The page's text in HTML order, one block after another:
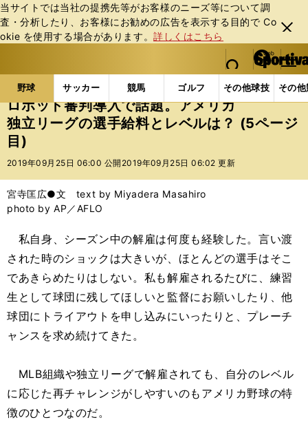
当サイトでは当社の提携先等がお客様のニーズ等について調
査・分析したり、お客様にお勧めの広告を表⽰する⽬的で Co
okie を使⽤する場合があります。詳しくはこちら
閉じ
る
web Sportiva (webスポルティーバ)
検索
マイペ
ー
ジ
メニュ
野球 サッカー 競馬 ゴルフ その他球技 その
b
ス
ポ
ル
テ
ー
バ
野球の記事一覧 MLB MLB ロボット審判導入で
ロボット審判導入で話題。アメリカ
独立リーグの選手給料とレベルは？ (5ページ
目)
2019年09月25日 06:00 公開 2019年09月25日 06:02 更新
宮寺匡広●文 text by Miyadera Masahiro
photo by AP／AFLO
私自身、シーズン中の解雇は何度も経験した。言い渡
された時のショックは大きいが、ほとんどの選手はそこ
であきらめたりはしない。私も解雇されるたびに、練習
生として球団に残してほしいと監督にお願いしたり、他
球団にトライアウトを申し込みにいったりと、プレーチ
ャンスを求め続けてきた。
MLB組織や独立リーグで解雇されても、自分のレベル
に応じた再チャレンジがしやすいのもアメリカ野球の特
徴のひとつなのだ。